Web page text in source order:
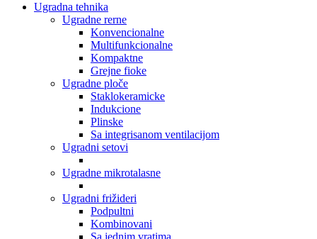
Ugradna tehnika
Ugradne rerne
Konvencionalne
Multifunkcionalne
Kompaktne
Grejne fioke
Ugradne ploče
Staklokeramicke
Indukcione
Plinske
Sa integrisanom ventilacijom
Ugradni setovi
Ugradne mikrotalasne
Ugradni frižideri
Podpultni
Kombinovani
Sa jednim vratima